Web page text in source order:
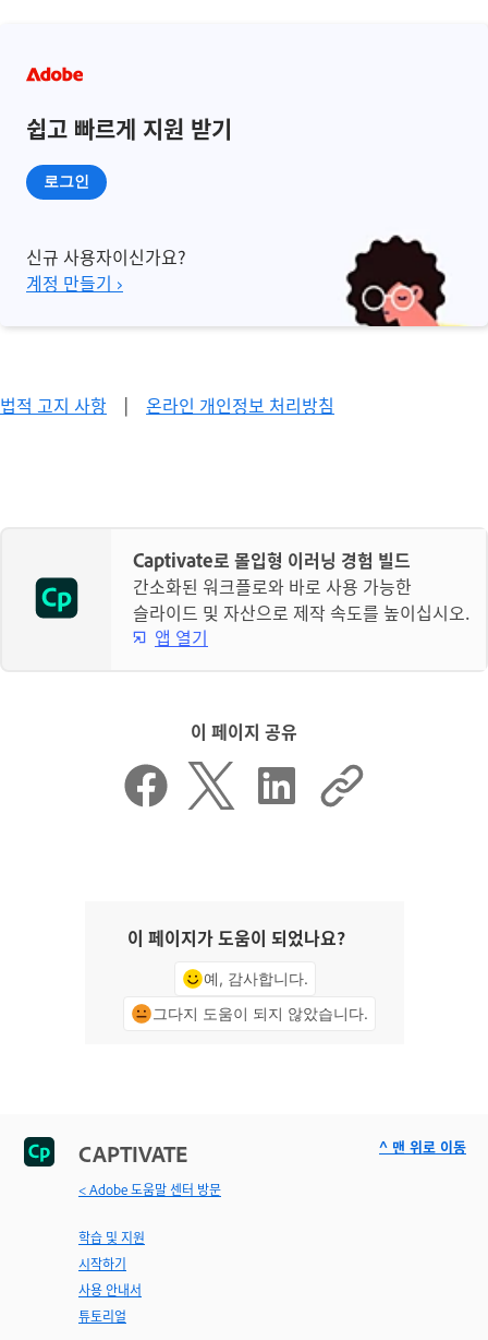
쉽고 빠르게 지원 받기
로그인
신규 사용자이신가요?
계정 만들기 ›
법적 고지 사항 | 온라인 개인정보 처리방침
Captivate로 몰입형 이러닝 경험 빌드
간소화된 워크플로와 바로 사용 가능한
슬라이드 및 자산으로 제작 속도를 높이십시오.
앱 열기
이 페이지 공유
이 페이지가 도움이 되었나요?
예, 감사합니다.
그다지 도움이 되지 않았습니다.
CAPTIVATE
< Adobe 도움말 센터 방문
학습 및 지원
시작하기
사용 안내서
튜토리얼
^ 맨 위로 이동